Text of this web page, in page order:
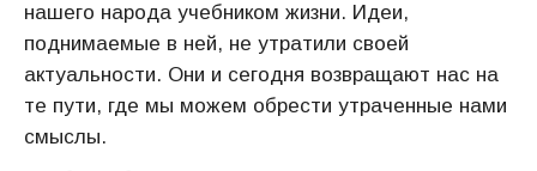
нашего народа учебником жизни. Идеи,
поднимаемые в ней, не утратили своей
актуальности. Они и сегодня возвращают нас на
те пути, где мы можем обрести утраченные нами
смыслы.